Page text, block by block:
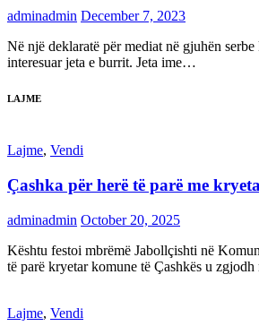
adminadmin December 7, 2023
Në një deklaratë për mediat në gjuhën
interesuar jeta e burrit. Jeta ime…
LAJME
Lajme, Vendi
Çashka për herë të parë me
adminadmin October 20, 2025
Kështu festoi mbrëmë Jabollçishti në
të parë kryetar komune të Çashkës u
Lajme, Vendi